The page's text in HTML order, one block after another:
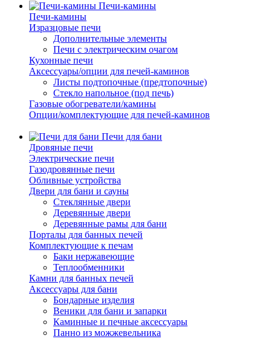
Печи-камины
Печи-камины
Изразцовые печи
Дополнительные элементы
Печи с электрическим очагом
Кухонные печи
Аксессуары/опции для печей-каминов
Листы подтопочные (предтопочные)
Стекло напольное (под печь)
Газовые обогреватели/камины
Опции/комплектующие для печей-каминов
Печи для бани
Дровяные печи
Электрические печи
Газодровянные печи
Обливные устройства
Двери для бани и сауны
Стеклянные двери
Деревянные двери
Деревянные рамы для бани
Порталы для банных печей
Комплектующие к печам
Баки нержавеющие
Теплообменники
Камни для банных печей
Аксессуары для бани
Бондарные изделия
Веники для бани и запарки
Каминные и печные аксессуары
Панно из можжевельника